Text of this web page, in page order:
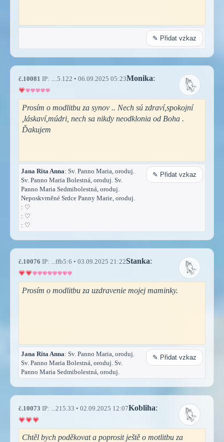
✎ Přidat vzkaz
č.10081 IP: ....5.122 • 06.09.2025 05:23Monika:
Prosím o modlitbu za synov .. Nech sú zdraví,spokojní
,láskaví,múdri, nech sa nikdy neodklonia od Boha .
Ďakujem
Jana Rita Anna: Sv. Panno Maria, oroduj.
Sv. Panno Maria Bolestná, oroduj. Sv.
Panno Maria Sedmibolestná, oroduj.
Neposkvrněné Srdce Panny Marie, oroduj.
: ♡
: ♡
: ♡
✎ Přidat vzkaz
č.10076 IP: ...ffb5:6 • 03.09.2025 21:22Stanka:
Prosím o modlitbu za uzdravenie mojej maminky.
Jana Rita Anna: Sv. Panno Maria, oroduj.
Sv. Panno Maria Bolestná, oroduj. Sv.
Panno Maria Sedmibolestná, oroduj.
✎ Přidat vzkaz
č.10073 IP: ...215.33 • 02.09.2025 12:07Kobliha:
Chtěl bych poděkovat a poprosit ještě o motlitbu za